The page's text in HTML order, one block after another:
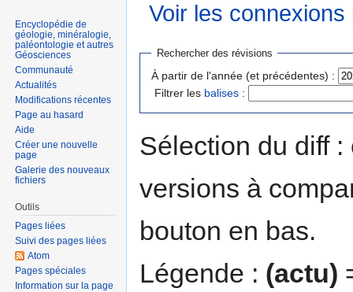
Voir les
Rechercher des révisions
À partir de l'année (et précédentes) :
Filtrer les balises :
Sélection du diff
versions à
bouton en bas.
Légende : (actu)
Encyclopédie de
géologie, minéralogie,
paléontologie et autres
Géosciences
Communauté
Actualités
Modifications récentes
Page au hasard
Aide
Créer une nouvelle
page
Galerie des nouveaux
fichiers
Outils
Pages liées
Suivi des pages liées
Atom
Pages spéciales
Information sur la page